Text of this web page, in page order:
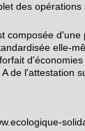
des
composée d'une
elle-
de l'attestation